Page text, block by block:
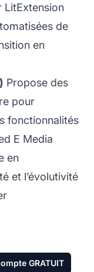
LitExtension
de
en
Propose des
pour
fonctionnalités
E Media
en
et l’évolutivité
GRATUIT